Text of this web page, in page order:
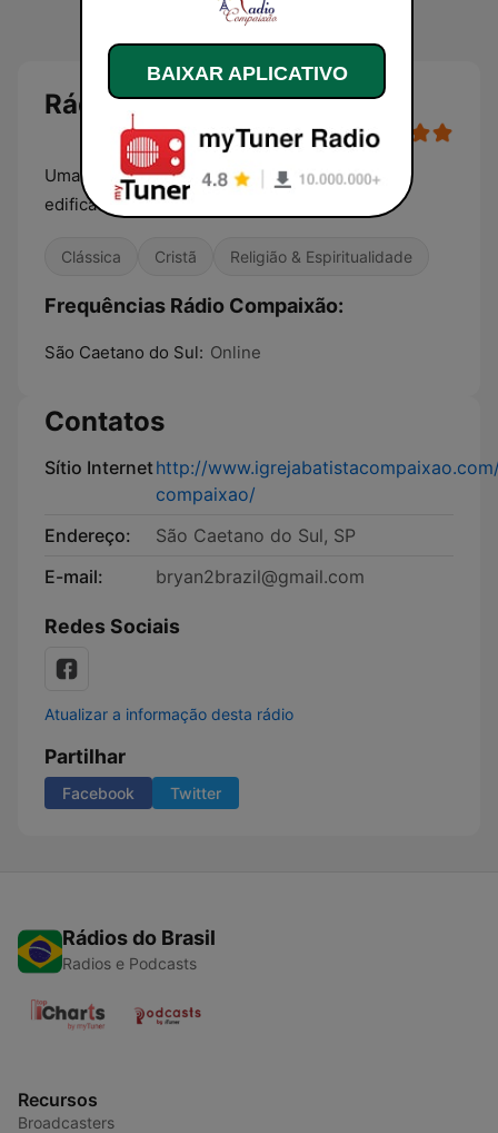
Rádio Compaixão
Uma rádio conservadora com programação
edificadora.
Clássica Cristã Religião & Espiritualidade
Frequências Rádio Compaixão:
São Caetano do Sul: Online
Contatos
Sítio Internethttp://
compaixao/
Endereço:
São Caetano do Sul, SP
E-mail:
bryan2brazil@gmail.com
Redes Sociais
Atualizar a informação desta rádio
Partilhar
Facebook Twitter
Rádios do Brasil
Radios e Podcasts
Recursos
Broadcasters
BAIXAR APLICATIVO